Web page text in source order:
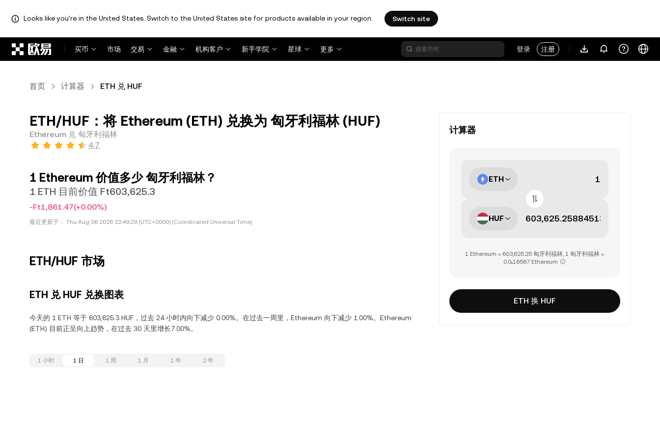
Looks like you're in the United States. Switch to the United States site for products available in your region. Switch site
买币
市场 交易 金融 机构客户 新手学院 星球 更多 登录 注册
首页 计算器 ETH 兑 HUF
ETH/HUF：将 Ethereum (ETH) 兑换为 匈牙利福林 (HUF)
Ethereum 兑 匈牙利福林
4.7
1 Ethereum 价值多少 匈牙利福林？
1 ETH 目前价值 Ft603,625.3
-Ft1,861.47(+0.00%)
最近更新于： Thu Aug 06 2026 22:49:29 (UTC+0000) (Coordinated Universal Time)
ETH/HUF 市场
ETH 兑 HUF 兑换图表
今天的 1 ETH 等于 603,625.3 HUF，过去 24 小时内向下减少 0.00%。在过去一周里，Ethereum 向下减少 1.00%。Ethereum
(ETH) 目前正呈向上趋势，在过去 30 天里增长7.00%。
1 小时 1 日 1 周 1 月 1 年 2 年
计算器
ETH
HUF
1 Ethereum = 603,625.25 匈牙利福林, 1 匈牙利福林 =
0.0₅16567 Ethereum
ETH 换 HUF